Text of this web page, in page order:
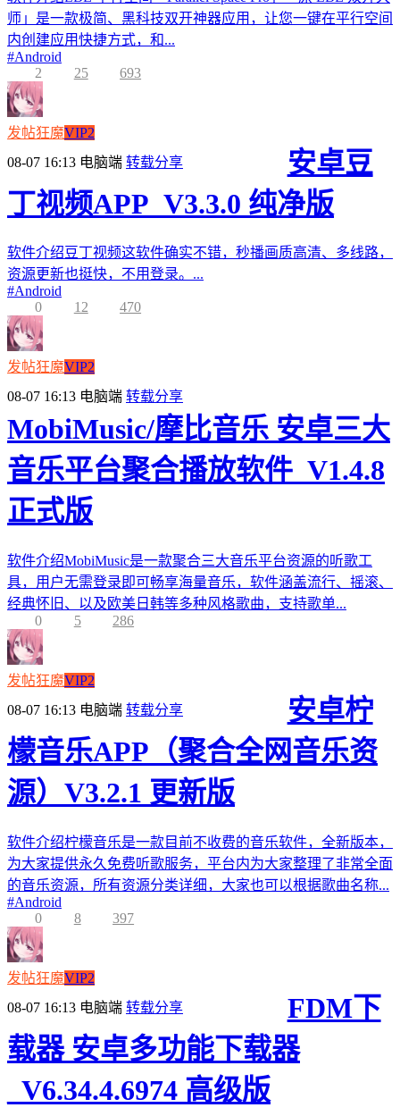
师」是一款极简、黑科技双开神器应用，让您一键在平行空间
内创建应用快捷方式，和...
#Android
2
25 693
发帖狂魔VIP2
08-07 16:13 电脑端 转载分享
安卓豆
丁视频APP_V3.3.0 纯净版
软件介绍豆丁视频这软件确实不错，秒播画质高清、多线路，
资源更新也挺快，不用登录。...
#Android
0
12 470
发帖狂魔VIP2
08-07 16:13 电脑端 转载分享
MobiMusic/摩比音乐 安卓三大
音乐平台聚合播放软件_V1.4.8
正式版
软件介绍MobiMusic是一款聚合三大音乐平台资源的听歌工
具，用户无需登录即可畅享海量音乐，软件涵盖流行、摇滚、
经典怀旧、以及欧美日韩等多种风格歌曲，支持歌单...
0
5 286
发帖狂魔VIP2
08-07 16:13 电脑端 转载分享
安卓柠
檬音乐APP（聚合全网音乐资
源）V3.2.1 更新版
软件介绍柠檬音乐是一款目前不收费的音乐软件，全新版本，
为大家提供永久免费听歌服务，平台内为大家整理了非常全面
的音乐资源，所有资源分类详细，大家也可以根据歌曲名称...
#Android
0
8 397
发帖狂魔VIP2
08-07 16:13 电脑端 转载分享
FDM下
载器 安卓多功能下载器
_V6.34.4.6974 高级版